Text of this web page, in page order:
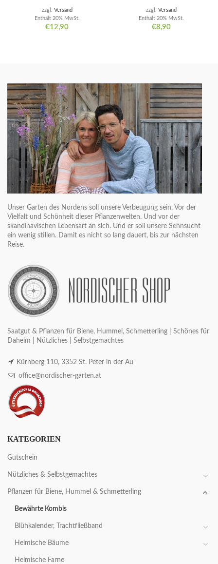
€12,90
Enthält 20% MwSt.
zzgl. Versand
€8,90
Enthält 20% MwSt.
zzgl. Versand
Unser Garten des Nordens soll unsere Verbeugung sein. Vor der
Vielfalt und Schönheit dieser Pflanzenwelten. Und vor der
skandinavischen Lebensart an sich. Und er soll unsere Sehnsucht
ein wenig stillen. Damit es nicht so lang dauert, bis zur nächsten
Reise.
Saatgut & Pflanzen für Biene, Hummel, Schmetterling | Schönes für
Daheim | Nützliches | Selbstgemachtes
Kürnberg 110, 3352 St. Peter in der Au
office@nordischer-garten.at
KATEGORIEN
Gutschein
Nützliches & Selbstgemachtes
Pflanzen für Biene, Hummel & Schmetterling
Bewährte Kombis
Blühkalender, Trachtfließband
Heimische Bäume
Heimische Farne